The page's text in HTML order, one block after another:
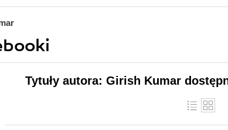
Tytuły autora: Girish Kumar